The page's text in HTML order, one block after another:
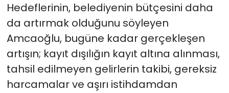
Hedeflerinin, belediyenin bütçesini daha
da artırmak olduğunu söyleyen
Amcaoğlu, bugüne kadar gerçekleşen
artışın; kayıt dışılığın kayıt altına alınması,
tahsil edilmeyen gelirlerin takibi, gereksiz
harcamalar ve aşırı istihdamdan